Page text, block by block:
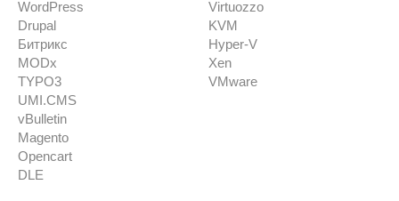
WordPress
Drupal
Битрикс
MODx
TYPO3
UMI.CMS
vBulletin
Magento
Opencart
DLE
Virtuozzo
KVM
Hyper-V
Xen
VMware